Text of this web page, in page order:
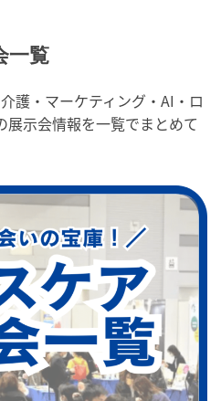
一覧
護・マーケティング・AI・ロ
展示会情報を一覧でまとめて